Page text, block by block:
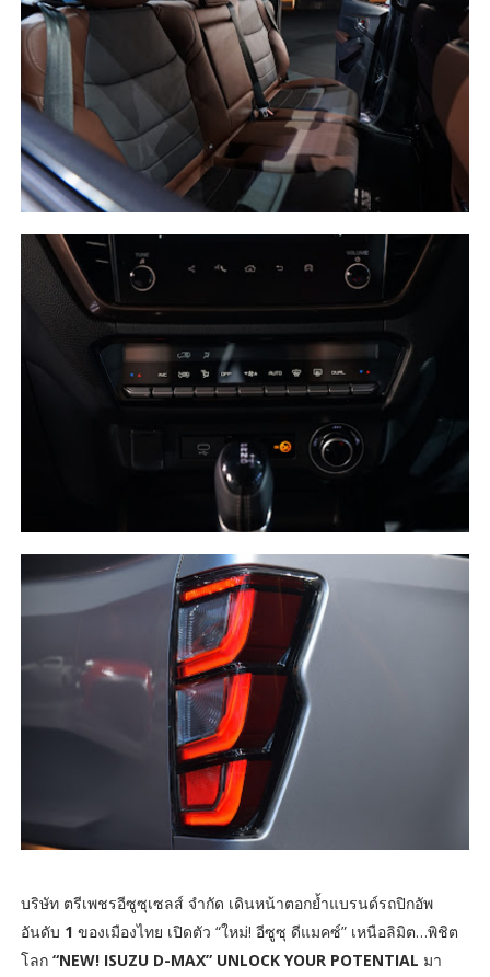
บริษัท ตรีเพชรอีซูซุเซลส์ จำกัด เดินหน้าตอกย้ำแบรนด์รถปิกอัพ
อันดับ 1 ของเมืองไทย เปิดตัว “ใหม่! อีซูซุ ดีแมคซ์” เหนือลิมิต…พิชิต
โลก“NEW! ISUZU D-MAX” UNLOCK YOUR POTENTIAL มา